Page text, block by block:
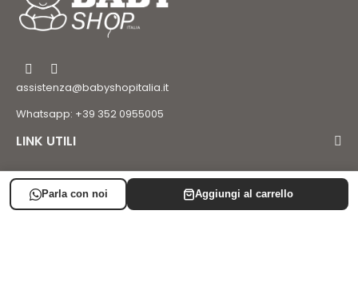
assistenza@babyshopitalia.it
Whatsapp: +39 352 0955005
LINK UTILI
LISTA NASCITA